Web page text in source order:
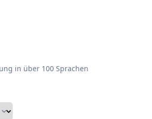
in über 100 Sprachen